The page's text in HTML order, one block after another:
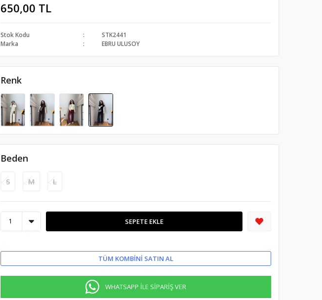
650,00 TL
Stok Kodu
STK2441
Marka
EBRU ULUSOY
Renk
Beden
S M L
SEPETE EKLE
TÜM KOMBINI SATIN AL
WHATSAPP İLE SİPARİŞ VER